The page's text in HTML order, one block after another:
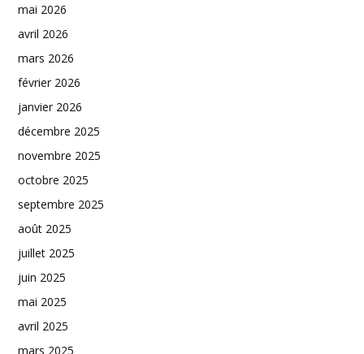
mai 2026
avril 2026
mars 2026
février 2026
janvier 2026
décembre 2025
novembre 2025
octobre 2025
septembre 2025
août 2025
juillet 2025
juin 2025
mai 2025
avril 2025
mars 2025